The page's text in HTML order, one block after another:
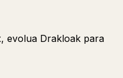
evolua Drakloak para